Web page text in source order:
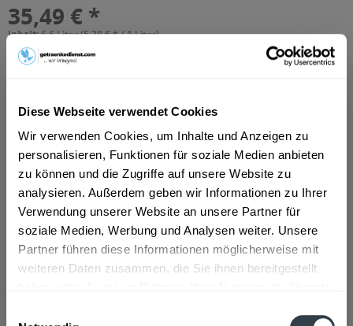
Diese Webseite verwendet Cookies
Wir verwenden Cookies, um Inhalte und Anzeigen zu
personalisieren, Funktionen für soziale Medien anbieten
zu können und die Zugriffe auf unsere Website zu
analysieren. Außerdem geben wir Informationen zu Ihrer
Verwendung unserer Website an unsere Partner für
soziale Medien, Werbung und Analysen weiter. Unsere
Partner führen diese Informationen möglicherweise mit
weiteren Daten zusammen, die Sie ihnen bereitgestellt
35,49 € *
Inhalt:6.6 Liter (5,38 € * / 1 Liter)
inkl. MwSt. ggf. zzgl. Erschwerniszuschlag
Vorrätig
+6,50 € Pfand
In den Warenkorb
Hinzugefügt
Artikel-Nr.: 12319
Beschreibung
DE-ÖKO-001 zertifiziertmehr
Wasser, Bio-Ingwersaft, Bio-Rohzucker, Kohlensäuremehr